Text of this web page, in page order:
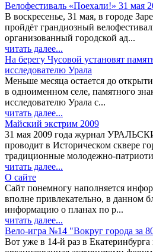
Велофестиваль «Поехали!» 31 мая
В воскресенье, 31 мая, в городе
пройдёт грандиозный
организованный городской ад...
читать далее...
На берегу Чусовой установят
исследователю Урала
Меньше месяца остается до
в одноименном селе, памятного
исследователю Урала с...
читать далее...
Майский экстрим 2009
31 мая 2009 года журнал
проводит в Историческом сквере
традиционные молодежно-
читать далее...
О сайте
Сайт понемногу наполняется
вполне привлекательно, в данном
информацию о планах по р...
читать далее...
Вело-игра №14 "Вокруг города за
Вот уже в 14-й раз в Екатеринбурга